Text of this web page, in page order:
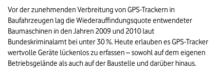
Vor der zunehmenden Verbreitung von GPS-Trackern in
Baufahrzeugen lag die Wiederauffindungsquote entwendeter
Baumaschinen in den Jahren 2009 und 2010 laut
Bundeskriminalamt bei unter 30 %. Heute erlauben es GPS-Tracker
wertvolle Geräte lückenlos zu erfassen – sowohl auf dem eigenen
Betriebsgelände als auch auf der Baustelle und darüber hinaus.